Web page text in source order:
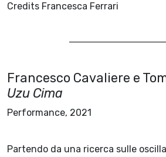
Credits Francesca Ferrari
Francesco Cavaliere e
Uzu Cima
Performance, 2021
Partendo da una ricerca sulle